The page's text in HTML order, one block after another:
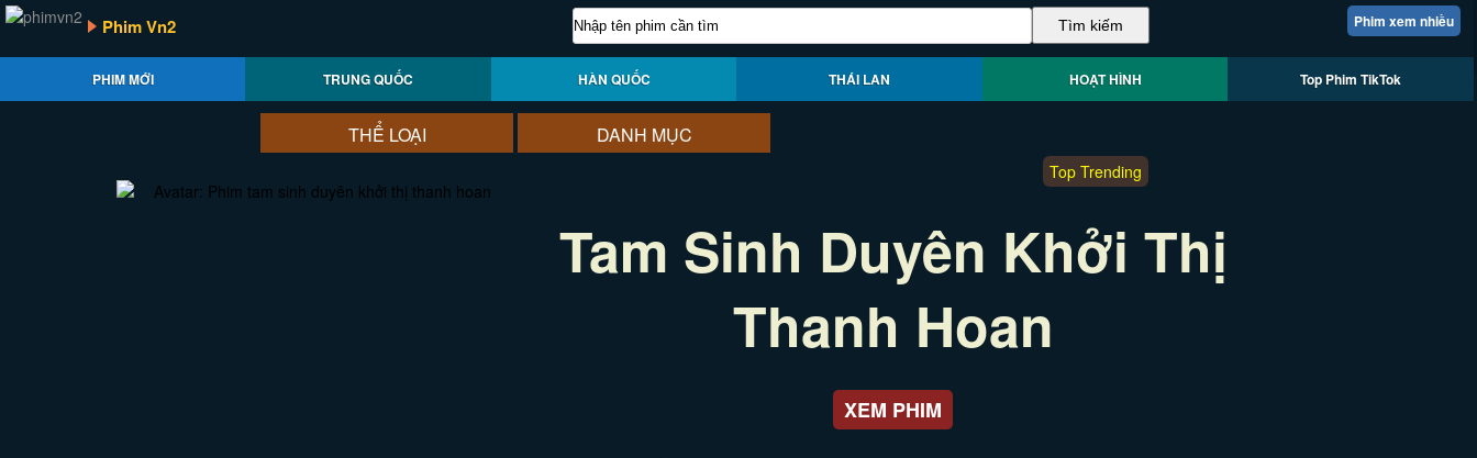
Phim xem nhiều
Phim Vn2
PHIM MỚI TRUNG QUỐC HÀN QUỐC THÁI LAN HOẠT HÌNH Top Phim TikTok
THỂ LOẠI DANH MỤC
Top Trending
Tam Sinh Duyên Khởi Thị
Thanh Hoan
XEM PHIM